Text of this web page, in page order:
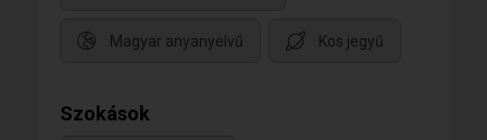
Magyar anyanyelvű Kos jegyű
Szokások